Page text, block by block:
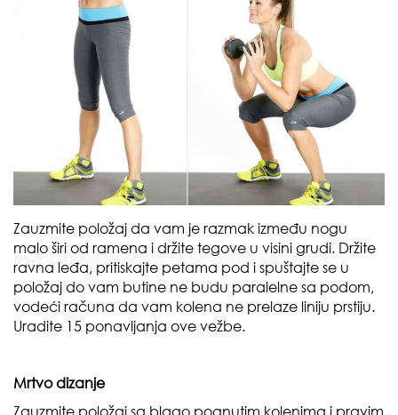
Zauzmite položaj da vam je razmak između nogu
malo širi od ramena i držite tegove u visini grudi. Držite
ravna leđa, pritiskajte petama pod i spuštajte se u
položaj do vam butine ne budu paralelne sa podom,
vodeći računa da vam kolena ne prelaze liniju prstiju.
Uradite 15 ponavljanja ove vežbe.
Mrtvo dizanje